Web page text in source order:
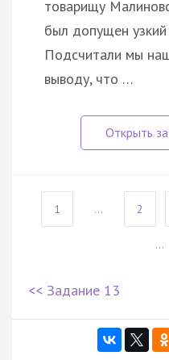
товарищу
был допущен узкий
Подсчитали мы
выводу, что …
1 ... 2
...
<< Задание 13